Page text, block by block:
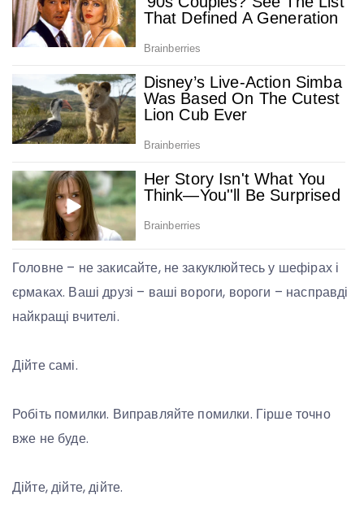
Головне – не закисайте, не закуклюйтесь у шефірах і
єрмаках. Ваші друзі – ваші вороги, вороги – насправді
найкращі вчителі.
Дійте самі.
Робіть помилки. Виправляйте помилки. Гірше точно
вже не буде.
Дійте, дійте, дійте.